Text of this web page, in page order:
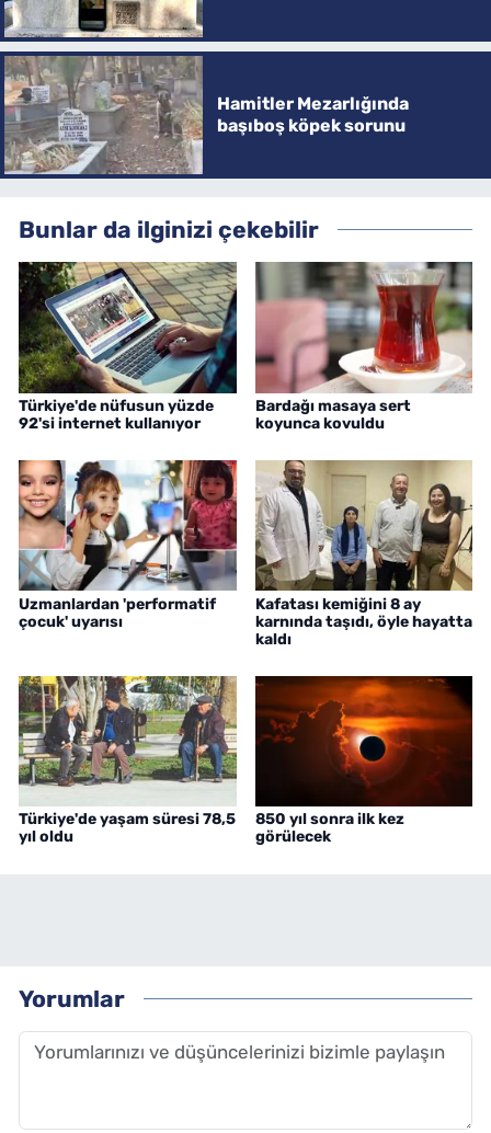
Hamitler Mezarlığında
başıboş köpek sorunu
Bunlar da ilginizi çekebilir
Türkiye'de nüfusun yüzde
92'si internet kullanıyor
Bardağı masaya sert
koyunca kovuldu
Uzmanlardan 'performatif
çocuk' uyarısı
Kafatası kemiğini 8 ay
karnında taşıdı, öyle hayatta
kaldı
Türkiye'de yaşam süresi 78,5
yıl oldu
850 yıl sonra ilk kez
görülecek
Yorumlar